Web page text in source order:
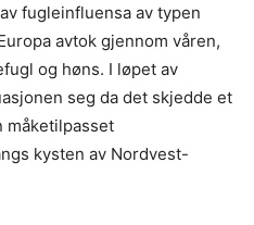
fugleinfluensa av typen
avtok gjennom våren,
og høns. I løpet av
seg da det skjedde et
måketilpasset
kysten av Nordvest-